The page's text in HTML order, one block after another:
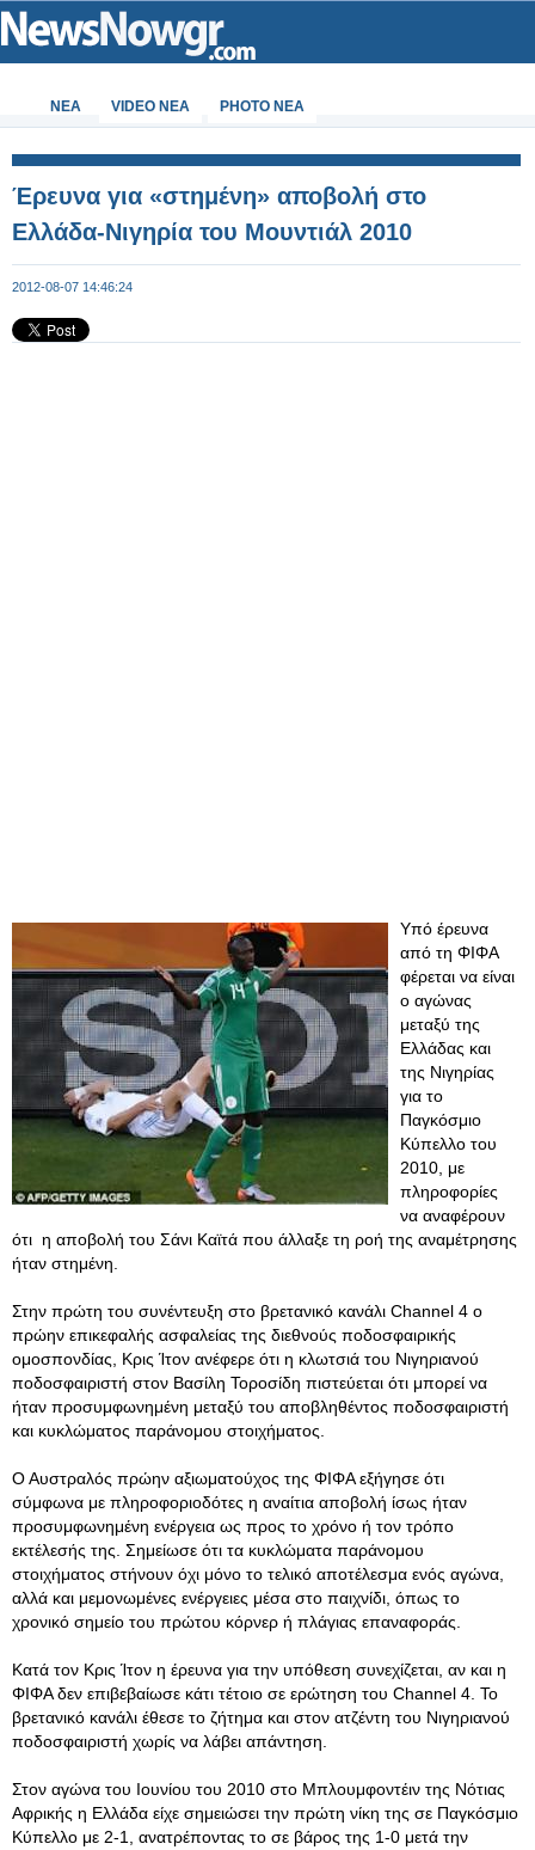
ΝΕΑ VIDEO NEA PHOTO NEA
Έρευνα για «στημένη» αποβολή στο
Ελλάδα-Νιγηρία του Μουντιάλ 2010
2012-08-07 14:46:24
Υπό έρευνα
από τη ΦΙΦΑ
φέρεται να είναι
ο αγώνας
μεταξύ της
Ελλάδας και
της Νιγηρίας
για το
Παγκόσμιο
Κύπελλο του
2010, με
πληροφορίες
να αναφέρουν
ότι η αποβολή του Σάνι Καϊτά που άλλαξε τη ροή της αναμέτρησης
ήταν στημένη.
Στην πρώτη του συνέντευξη στο βρετανικό κανάλι Channel 4 ο
πρώην επικεφαλής ασφαλείας της διεθνούς ποδοσφαιρικής
ομοσπονδίας, Κρις Ίτον ανέφερε ότι η κλωτσιά του Νιγηριανού
ποδοσφαιριστή στον Βασίλη Τοροσίδη πιστεύεται ότι μπορεί να
ήταν προσυμφωνημένη μεταξύ του αποβληθέντος ποδοσφαιριστή
και κυκλώματος παράνομου στοιχήματος.
Ο Αυστραλός πρώην αξιωματούχος της ΦΙΦΑ εξήγησε ότι
σύμφωνα με πληροφοριοδότες η αναίτια αποβολή ίσως ήταν
προσυμφωνημένη ενέργεια ως προς το χρόνο ή τον τρόπο
εκτέλεσής της. Σημείωσε ότι τα κυκλώματα παράνομου
στοιχήματος στήνουν όχι μόνο το τελικό αποτέλεσμα ενός αγώνα,
αλλά και μεμονωμένες ενέργειες μέσα στο παιχνίδι, όπως το
χρονικό σημείο του πρώτου κόρνερ ή πλάγιας επαναφοράς.
Κατά τον Κρις Ίτον η έρευνα για την υπόθεση συνεχίζεται, αν και η
ΦΙΦΑ δεν επιβεβαίωσε κάτι τέτοιο σε ερώτηση του Channel 4. Το
βρετανικό κανάλι έθεσε το ζήτημα και στον ατζέντη του Νιγηριανού
ποδοσφαιριστή χωρίς να λάβει απάντηση.
Στον αγώνα του Ιουνίου του 2010 στο Μπλουμφοντέιν της Νότιας
Αφρικής η Ελλάδα είχε σημειώσει την πρώτη νίκη της σε Παγκόσμιο
Κύπελλο με 2-1, ανατρέποντας το σε βάρος της 1-0 μετά την